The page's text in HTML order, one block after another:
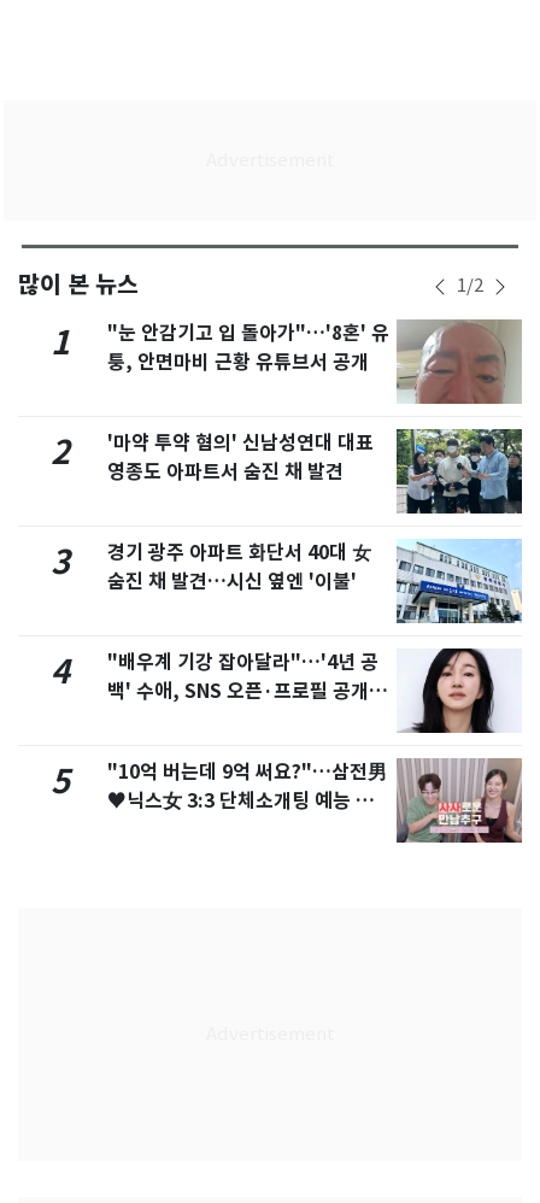
많이 본 뉴스 1/2
1
"눈 안감기고 입 돌아가"…'8혼' 유
퉁, 안면마비 근황 유튜브서 공개
2
'마약 투약 혐의' 신남성연대 대표
영종도 아파트서 숨진 채 발견
3
경기 광주 아파트 화단서 40대 女
숨진 채 발견…시신 옆엔 '이불'
4
"배우계 기강 잡아달라"…'4년 공
백' 수애, SNS 오픈·프로필 공개
5
"10억 버는데 9억 써요?"…삼전男
♥닉스女 3:3 단체소개팅 예능 화